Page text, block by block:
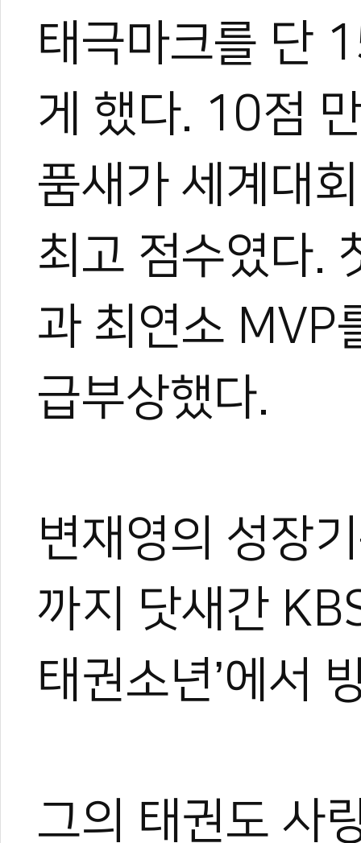
태극마크를 단
게 했다. 10점
품새가 세계대
최고 점수였다.
과 최연소 MVP
급부상했다.
변재영의 성장
까지 닷새간
태권소년’에서
그의 태권도 사